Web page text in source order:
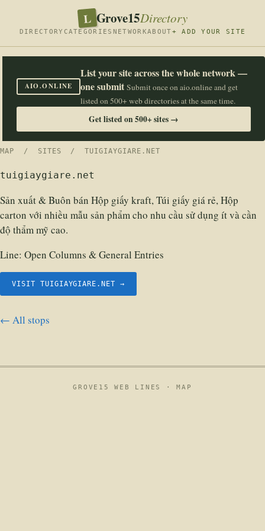
L Grove15Directory
DIRECTORY CATEGORIES NETWORKABOUT+ ADD YOUR SITE
AIO.ONLINE
List your site across the whole network —
one submit Submit once on aio.online and get
listed on 500+ web directories at the same time.
Get listed on 500+ sites →
MAP / SITES / TUIGIAYGIARE.NET
tuigiaygiare.net
Sản xuất & Buôn bán Hộp giấy kraft, Túi giấy giá rẻ, Hộp
carton với nhiều mẫu sản phẩm cho nhu cầu sử dụng ít và cần
độ thẩm mỹ cao.
Line: Open Columns & General Entries
VISIT TUIGIAYGIARE.NET →
← All stops
GROVE15 WEB LINES ·MAP